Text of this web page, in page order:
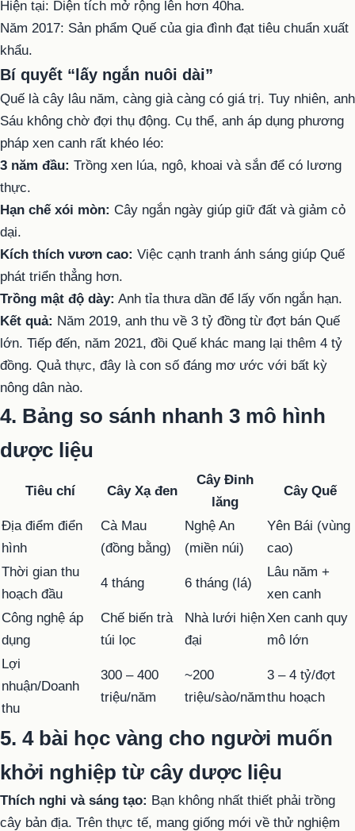
Hiện tại: Diện tích mở rộng lên hơn 40ha.
Năm 2017: Sản phẩm Quế của gia đình đạt tiêu chuẩn xuất
khẩu.
Bí quyết “lấy ngắn nuôi dài”
Quế là cây lâu năm, càng già càng có giá trị. Tuy nhiên, anh
Sáu không chờ đợi thụ động. Cụ thể, anh áp dụng phương
pháp xen canh rất khéo léo:
3 năm đầu: Trồng xen lúa, ngô, khoai và sắn để có lương
thực.
Hạn chế xói mòn: Cây ngắn ngày giúp giữ đất và giảm cỏ
dại.
Kích thích vươn cao: Việc cạnh tranh ánh sáng giúp Quế
phát triển thẳng hơn.
Trồng mật độ dày: Anh tỉa thưa dần để lấy vốn ngắn hạn.
Kết quả: Năm 2019, anh thu về 3 tỷ đồng từ đợt bán Quế
lớn. Tiếp đến, năm 2021, đồi Quế khác mang lại thêm 4 tỷ
đồng. Quả thực, đây là con số đáng mơ ước với bất kỳ
nông dân nào.
4. Bảng so sánh nhanh 3 mô hình
dược liệu
Tiêu chí Cây Xạ đen
Cây Đinh
lăng
Cây Quế
Địa điểm điển
hình
Cà Mau
(đồng bằng)
Nghệ An
(miền núi)
Yên Bái (vùng
cao)
Thời gian thu
hoạch đầu
4 tháng 6 tháng (lá)
Lâu năm +
xen canh
Công nghệ áp
dụng
Chế biến trà
túi lọc
Nhà lưới hiện
đại
Xen canh quy
mô lớn
Lợi
nhuận/Doanh
thu
300 – 400
triệu/năm
~200
triệu/sào/năm
3 – 4 tỷ/đợt
thu hoạch
5. 4 bài học vàng cho người muốn
khởi nghiệp từ cây dược liệu
Thích nghi và sáng tạo: Bạn không nhất thiết phải trồng
cây bản địa. Trên thực tế, mang giống mới về thử nghiệm